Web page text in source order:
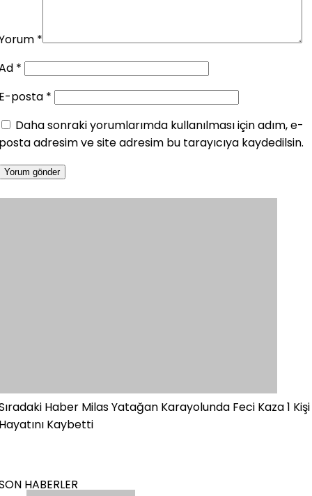
*
*
posta *
Daha sonraki yorumlarımda kullanılması için adım, e-
adresim ve site adresim bu tarayıcıya kaydedilsin.
Haber Milas Yatağan Karayolunda Feci Kaza 1 Kişi
Kaybetti
HABERLER